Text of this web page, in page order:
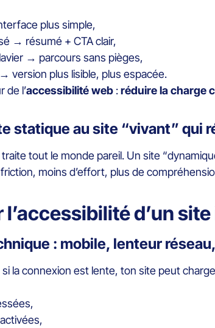
plus simple,
→ résumé + CTA clair,
→ parcours sans pièges,
version plus lisible, plus espacée.
de l’accessibilité web :réduire la charge
statique au site “vivant” qui
tout le monde pareil. Un site
moins d’effort, plus de
d’un
: mobile, lenteur
la connexion est lente, ton site peut